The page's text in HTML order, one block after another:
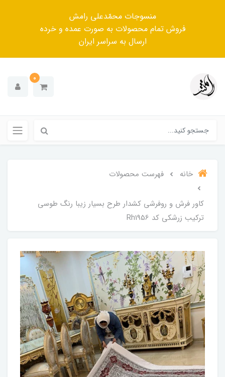
منسوجات محمّدعلی رامش
فروش تمام محصولات به صورت عمده و خرده
ارسال به سراسر ایران
0
خانه فهرست محصولات
کاور فرش و روفرشی کشدار طرح بسیار زیبا رنگ طوسی
ترکیب زرشکی کد Rh1956